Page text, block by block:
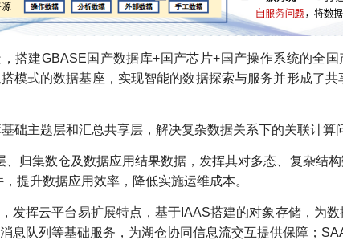
搭建GBASE国产数据库+国产芯片+国产操作系统的全
模式的数据基座，实现智能的数据探索与服务并形成了
础主题层和汇总共享层，解决复杂数据关系下的关联计算
、归集数仓及数据应用结果数据，发挥其对多态、复杂
提升数据应用效率，降低实施运维成本。
，发挥云平台易扩展特点，基于IAAS搭建的对象存储，为
息队列等基础服务，为湖仓协同信息流交互提供保障；